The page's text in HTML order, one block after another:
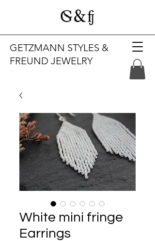
GETZMANN STYLES &
FREUND JEWELRY
White mini fringe
Earrings